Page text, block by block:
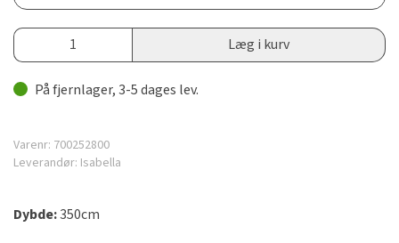
Læg i kurv
På fjernlager, 3-5 dages lev.
Varenr: 700252800
Leverandør: Isabella
Dybde:350cm